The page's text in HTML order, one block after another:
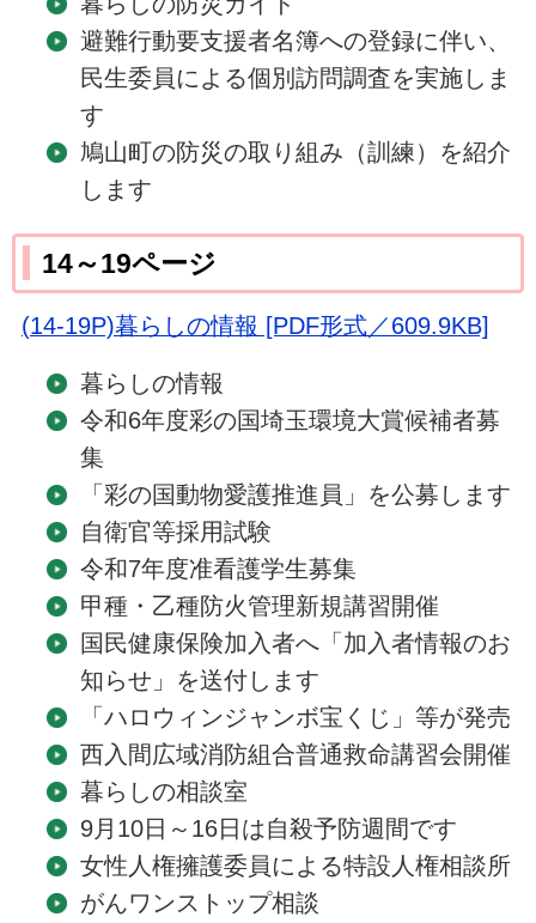
避難行動要支援者名簿への登録に伴い、
民生委員による個別訪問調査を実施しま
す
鳩山町の防災の取り組み（訓練）を紹介
します
14～19ページ
(14-19P)暮らしの情報 [PDF形式／609.9KB]
暮らしの情報
令和6年度彩の国埼玉環境大賞候補者募
集
「彩の国動物愛護推進員」を公募します
自衛官等採用試験
令和7年度准看護学生募集
甲種・乙種防火管理新規講習開催
国民健康保険加入者へ「加入者情報のお
知らせ」を送付します
「ハロウィンジャンボ宝くじ」等が発売
西入間広域消防組合普通救命講習会開催
暮らしの相談室
9月10日～16日は自殺予防週間です
女性人権擁護委員による特設人権相談所
がんワンストップ相談